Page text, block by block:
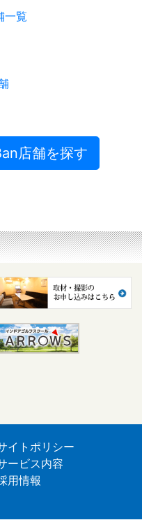
一覧
店舗を探す
イトポリシー
ービス内容
用情報